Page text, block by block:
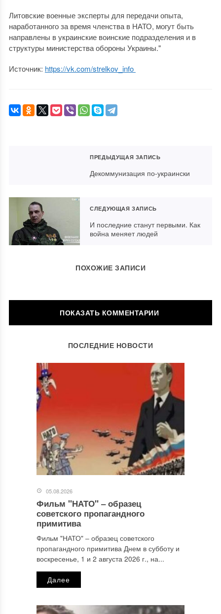
Литовские военные эксперты для передачи опыта,
наработанного за время членства в НАТО, могут быть
направлены в украинские воинские подразделения и в
структуры министерства обороны Украины."
Источник: https://vk.com/strelkov_info
ПРЕДЫДУЩАЯ ЗАПИСЬ
Декоммунизация по-украински
СЛЕДУЮЩАЯ ЗАПИСЬ
И последние станут первыми. Как
война меняет людей
ПОХОЖИЕ ЗАПИСИ
ОСТАВИТЬ КОММЕНТАРИЙ
Ваш адрес email не будет опубликован. Обязательные поля
Комментарий*
ПОСЛЕДНИЕ НОВОСТИ
05.08.2026
Фильм "НАТО" ‒ образец
советского пропагандного
примитива
Фильм "НАТО" ‒ образец советского
пропагандного примитива Днем в субботу и
воскресенье, 1 и 2 августа 2026 г., на...
Далее